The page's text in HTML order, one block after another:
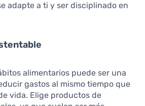
adapte a ti y ser disciplinado en
alimentarios puede ser una
gastos al mismo tiempo que
vida. Elige productos de